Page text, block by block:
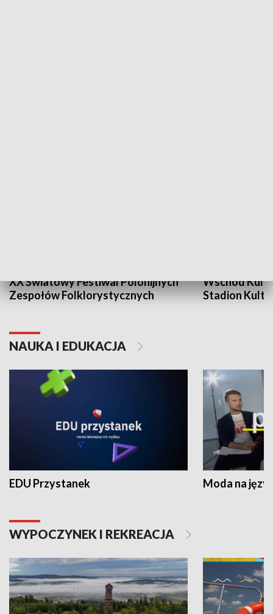
XX Światowy Festiwal Polonijnych
Zespołów Folklorystycznych
Wschód
Stadion
NAUKA I EDUKACJA
EDU Przystanek Moda na
WYPOCZYNEK I REKREACJA